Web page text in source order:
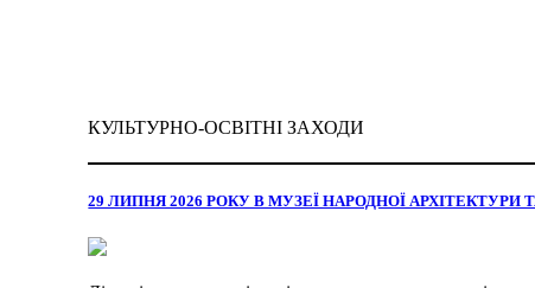
КУЛЬТУРНО-ОСВІТНІ ЗАХОДИ
29 ЛИПНЯ 2026 РОКУ В МУЗЕЇ НАРОДНОЇ